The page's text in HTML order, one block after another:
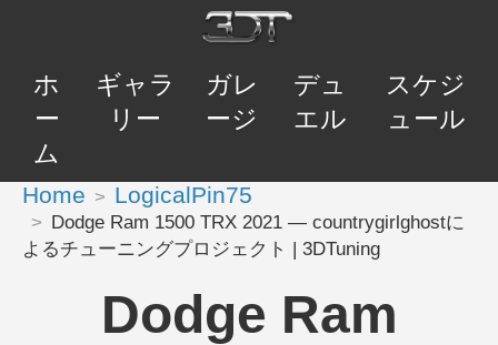
ホ
ー
ム
ギャラ
リー
ガレ
ージ
デュ
エル
スケジ
ュール
Home LogicalPin75
Dodge Ram 1500 TRX 2021 — countrygirlghostに
よるチューニングプロジェクト | 3DTuning
Dodge Ram